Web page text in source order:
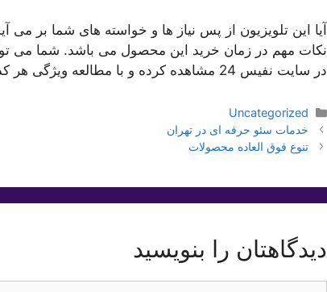
آیا این تلویزیون از پس نیاز ها و خواسته های شما بر می
نکات مهم در زمان خرید این محصول می باشد. شما می
در سایت نفیس 24 مشاهده کرده و با مطالعه ویژگی هر کدام، آن ها را با یکدیگر مقایسه کنید.
دسته‌ها
Uncategorized
خدمات سئو حرفه ای در تهران
تنوع فوق العاده محصولات
دیدگاهتان را بنویسید